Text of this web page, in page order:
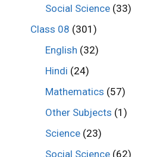
Social Science (33)
Class 08 (301)
English (32)
Hindi (24)
Mathematics (57)
Other Subjects (1)
Science (23)
Social Science (62)